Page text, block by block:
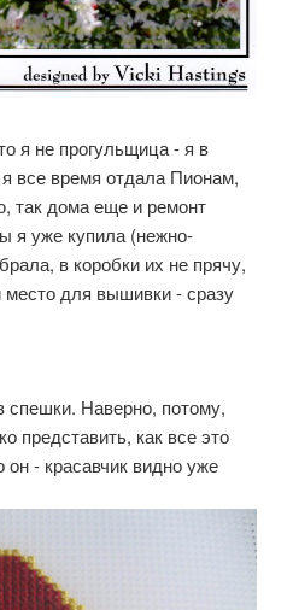
я не прогульщица - я в
все время отдала Пионам,
так дома еще и ремонт
я уже купила (нежно-
в коробки их не прячу,
место для вышивки - сразу
спешки. Наверно, потому,
представить, как все это
- красавчик видно уже